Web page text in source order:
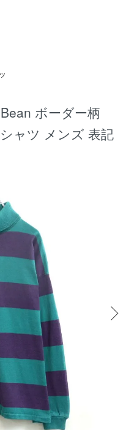
ボーダー柄
ャツ メンズ 表記